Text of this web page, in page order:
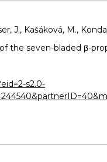
J., Kašáková, M.,
the seven-bladed β-
s2.0-